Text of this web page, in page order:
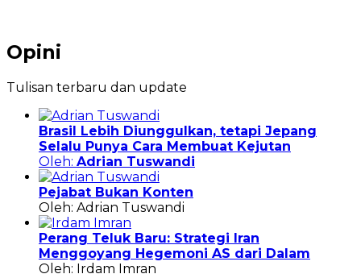
Opini
Tulisan terbaru dan update
Brasil Lebih Diunggulkan, tetapi Jepang
Selalu Punya Cara Membuat Kejutan
Oleh: Adrian Tuswandi
Pejabat Bukan Konten
Oleh: Adrian Tuswandi
Perang Teluk Baru: Strategi Iran
Menggoyang Hegemoni AS dari Dalam
Oleh: Irdam Imran